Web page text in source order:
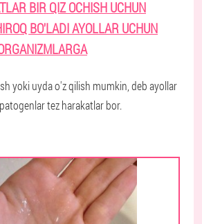
BIR QIZ OCHISH UCHUN
BO'LADI AYOLLAR UCHUN
yoki uyda o'z qilish mumkin, deb ayollar
tez harakatlar bor.